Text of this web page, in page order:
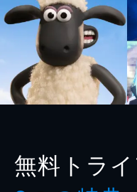
無料トラ